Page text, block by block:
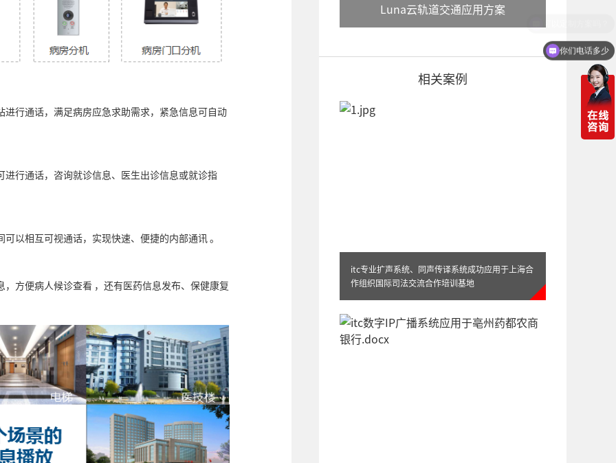
行通话，满足病房应急求助需求，紧急信息可自动
行通话，咨询就诊信息、医生出诊信息或就诊指
以相互可视通话，实现快速、便捷的内部通讯 。
方便病人候诊查看 ，还有医药信息发布、保健康复
Luna云轨道交通应用方案
相关案例
itc专业扩声系统、同声传译系统成功应用于上海合
作组织国际司法交流合作培训基地
你们电话多少